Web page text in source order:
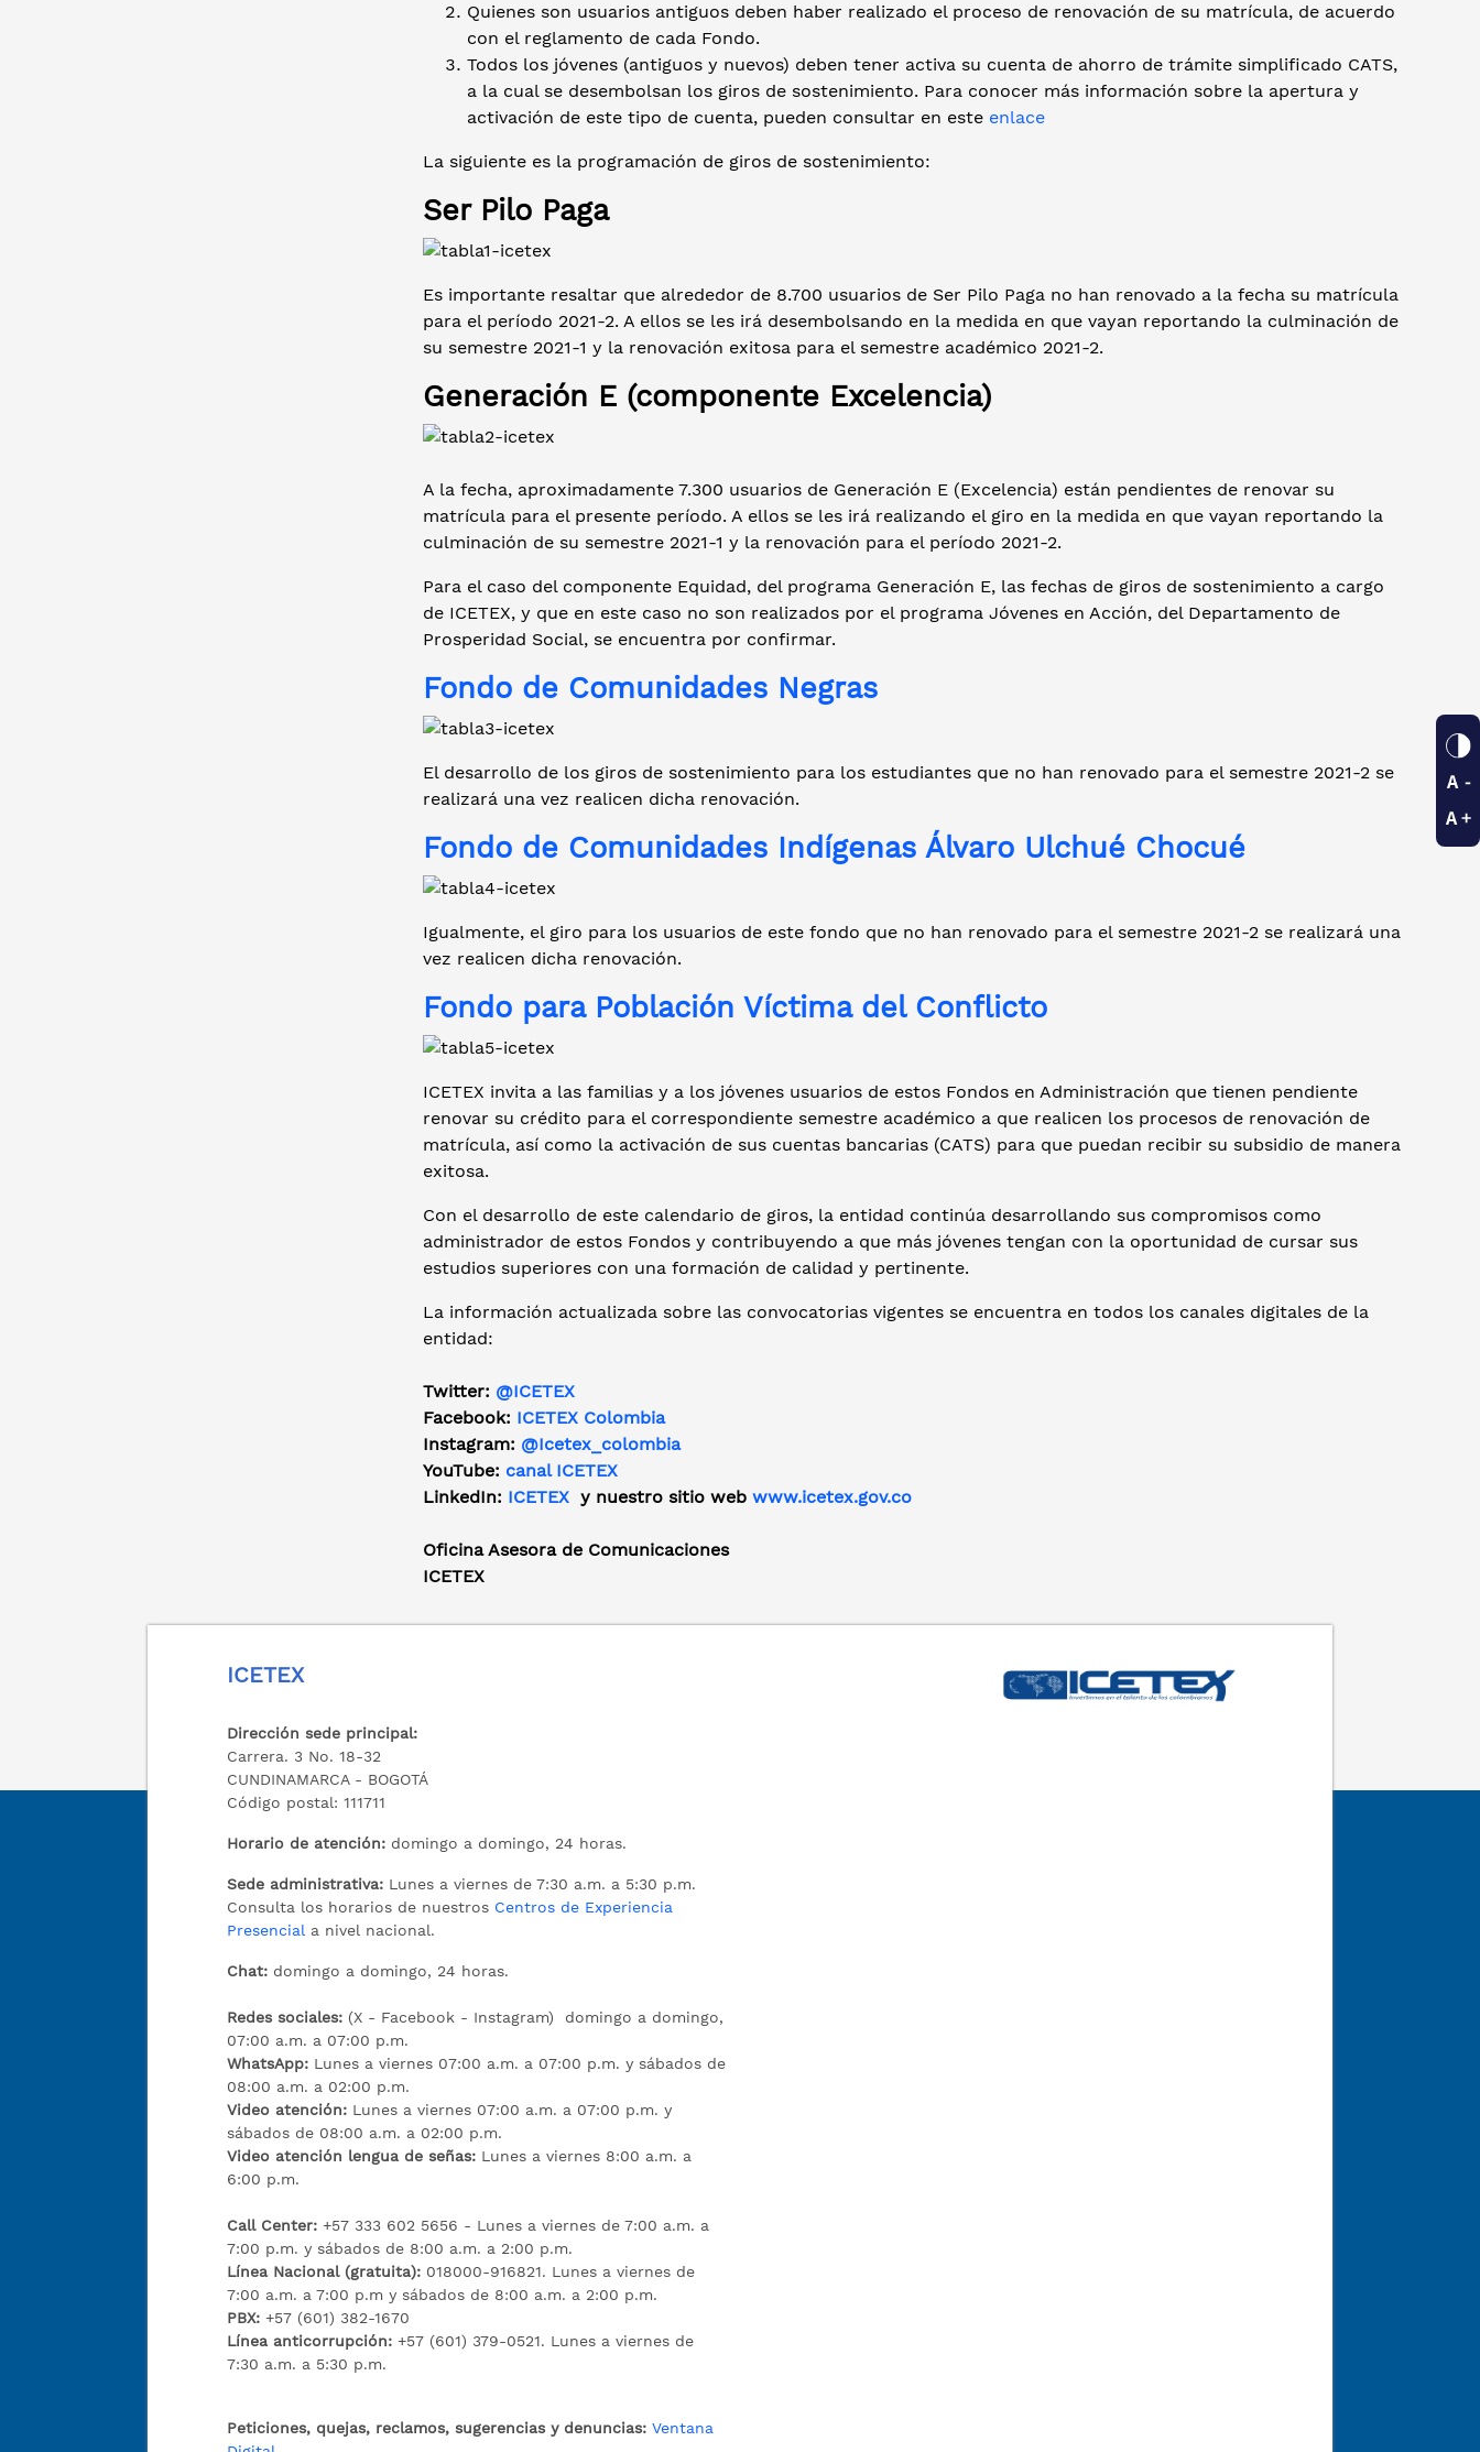
Quienes son usuarios antiguos deben haber realizado el proceso de renovación de su matrícula, de acuerdo
con el reglamento de cada Fondo.
Todos los jóvenes (antiguos y nuevos) deben tener activa su cuenta de ahorro de trámite simplificado CATS,
a la cual se desembolsan los giros de sostenimiento. Para conocer más información sobre la apertura y
activación de este tipo de cuenta, pueden consultar en este enlace
La siguiente es la programación de giros de sostenimiento:
Ser Pilo Paga
Es importante resaltar que alrededor de 8.700 usuarios de Ser Pilo Paga no han renovado a la fecha su matrícula
para el período 2021-2. A ellos se les irá desembolsando en la medida en que vayan reportando la culminación de
su semestre 2021-1 y la renovación exitosa para el semestre académico 2021-2.
Generación E (componente Excelencia)
A la fecha, aproximadamente 7.300 usuarios de Generación E (Excelencia) están pendientes de renovar su
matrícula para el presente período. A ellos se les irá realizando el giro en la medida en que vayan reportando la
culminación de su semestre 2021-1 y la renovación para el período 2021-2.
Para el caso del componente Equidad, del programa Generación E, las fechas de giros de sostenimiento a cargo
de ICETEX, y que en este caso no son realizados por el programa Jóvenes en Acción, del Departamento de
Prosperidad Social, se encuentra por confirmar.
Fondo de Comunidades Negras
El desarrollo de los giros de sostenimiento para los estudiantes que no han renovado para el semestre 2021-2 se
realizará una vez realicen dicha renovación.
Fondo de Comunidades Indígenas Álvaro Ulchué Chocué
Igualmente, el giro para los usuarios de este fondo que no han renovado para el semestre 2021-2 se realizará una
vez realicen dicha renovación.
Fondo para Población Víctima del Conflicto
ICETEX invita a las familias y a los jóvenes usuarios de estos Fondos en Administración que tienen pendiente
renovar su crédito para el correspondiente semestre académico a que realicen los procesos de renovación de
matrícula, así como la activación de sus cuentas bancarias (CATS) para que puedan recibir su subsidio de manera
exitosa.
Con el desarrollo de este calendario de giros, la entidad continúa desarrollando sus compromisos como
administrador de estos Fondos y contribuyendo a que más jóvenes tengan con la oportunidad de cursar sus
estudios superiores con una formación de calidad y pertinente.
La información actualizada sobre las convocatorias vigentes se encuentra en todos los canales digitales de la
entidad:
Twitter: @ICETEX
Facebook: ICETEX Colombia
Instagram: @Icetex_colombia
YouTube: canal ICETEX
LinkedIn: ICETEX y nuestro sitio web www.icetex.gov.co
Oficina Asesora de Comunicaciones
ICETEX
ICETEX
Dirección sede principal:
Carrera. 3 No. 18-32
CUNDINAMARCA - BOGOTÁ
Código postal: 111711
Horario de atención: domingo a domingo, 24 horas.
Sede administrativa: Lunes a viernes de 7:30 a.m. a 5:30 p.m.
Consulta los horarios de nuestros Centros de Experiencia
Presencial a nivel nacional.
Chat: domingo a domingo, 24 horas.
Redes sociales: (X - Facebook - Instagram) domingo a domingo,
07:00 a.m. a 07:00 p.m.
WhatsApp: Lunes a viernes 07:00 a.m. a 07:00 p.m. y sábados de
08:00 a.m. a 02:00 p.m.
Video atención: Lunes a viernes 07:00 a.m. a 07:00 p.m. y
sábados de 08:00 a.m. a 02:00 p.m.
Video atención lengua de señas: Lunes a viernes 8:00 a.m. a
6:00 p.m.
Call Center:+57 333 602 5656 - Lunes a viernes de 7:00 a.m. a
7:00 p.m. y sábados de 8:00 a.m. a 2:00 p.m.
Línea Nacional (gratuita): 018000-916821. Lunes a viernes de
7:00 a.m. a 7:00 p.m y sábados de 8:00 a.m. a 2:00 p.m.
PBX:+57 (601) 382-1670
Línea anticorrupción:+57 (601) 379-0521. Lunes a viernes de
7:30 a.m. a 5:30 p.m.
Peticiones, quejas, reclamos, sugerencias y denuncias: Ventana